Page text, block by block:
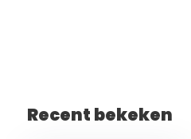
Recent bekeken